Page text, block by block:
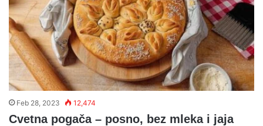
Feb 28, 2023 12,474
Cvetna pogača – posno, bez mleka i jaja